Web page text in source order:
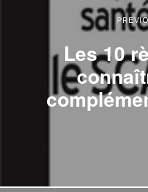
Les 10